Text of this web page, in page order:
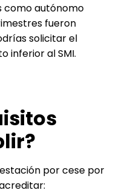
como autónomo
fueron
solicitar el
inferior al SMI.
por cese por